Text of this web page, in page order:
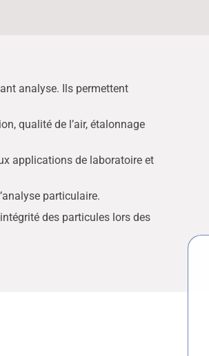
analyse. Ils permettent
qualité de l’air, étalonnage
applications de laboratoire et
particulaire.
des particules lors des